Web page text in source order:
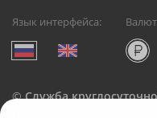
Язык интерфейса:
©Служба